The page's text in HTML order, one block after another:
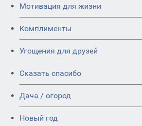
Мотивация для жизни
Комплименты
Угощения для друзей
Сказать спасибо
Дача / огород
Новый год